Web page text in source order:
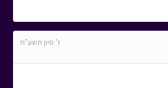
ז' סיון תשע"ח